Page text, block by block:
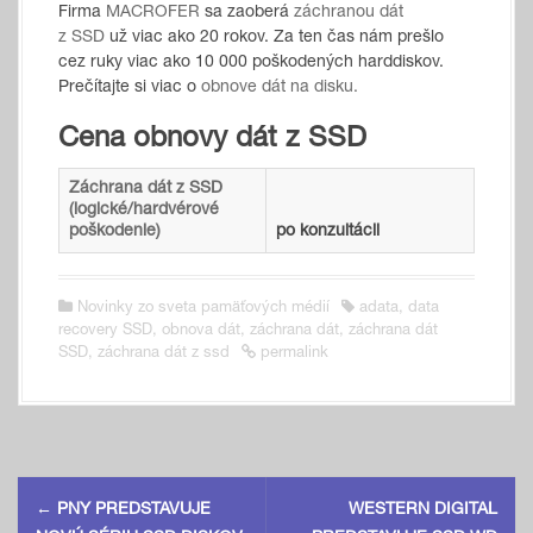
Firma MACROFER sa zaoberá záchranou dát
z SSD už viac ako 20 rokov. Za ten čas nám prešlo
cez ruky viac ako 10 000 poškodených harddiskov.
Prečítajte si viac o obnove dát na disku.
Cena obnovy dát z SSD
Záchrana dát z SSD
(logické/hardvérové
poškodenie)
po konzultácii
Novinky zo sveta pamäťových médií adata, data
recovery SSD, obnova dát, záchrana dát, záchrana dát
SSD, záchrana dát z ssd permalink
P← PNY PREDSTAVUJE
WESTERN DIGITAL